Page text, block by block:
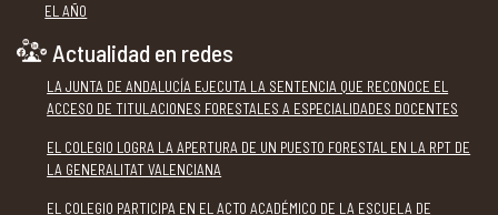
EL AÑO
Actualidad en redes
LA JUNTA DE ANDALUCÍA EJECUTA LA SENTENCIA QUE RECONOCE EL
ACCESO DE TITULACIONES FORESTALES A ESPECIALIDADES DOCENTES
EL COLEGIO LOGRA LA APERTURA DE UN PUESTO FORESTAL EN LA RPT DE
LA GENERALITAT VALENCIANA
EL COLEGIO PARTICIPA EN EL ACTO ACADÉMICO DE LA ESCUELA DE